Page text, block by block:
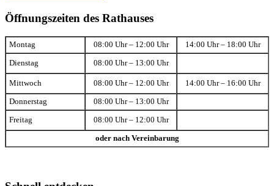
Öffnungszeiten des Rathauses
Montag 08:00 Uhr – 12:00 Uhr 14:00 Uhr – 18:00 Uhr
Dienstag 08:00 Uhr – 13:00 Uhr
Mittwoch 08:00 Uhr – 12:00 Uhr 14:00 Uhr – 16:00 Uhr
Donnerstag 08:00 Uhr – 13:00 Uhr
Freitag 08:00 Uhr – 12:00 Uhr
oder nach Vereinbarung